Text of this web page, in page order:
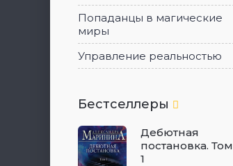
Попаданцы в магические
миры
Управление реальностью
Бестселлеры
Дебютная
постановка. Том
1